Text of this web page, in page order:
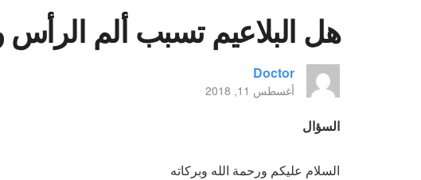
هل البلاعيم تسبب ألم
Doctor
أغسطس 11, 2018
السؤال
السلام عليكم ورحمة الله وبركاته